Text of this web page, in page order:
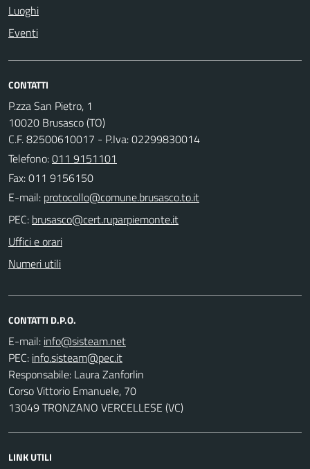
Luoghi
Eventi
CONTATTI
P.zza San Pietro, 1
10020 Brusasco (TO)
C.F. 82500610017 - P.Iva: 02299830014
Telefono:011 9151101
Fax: 011 9156150
E-mail:
PEC:
Uffici e orari
Numeri utili
CONTATTI D.P.O.
E-mail:
PEC:
Responsabile: Laura Zanforlin
Corso Vittorio Emanuele, 70
13049 TRONZANO VERCELLESE (VC)
LINK UTILI